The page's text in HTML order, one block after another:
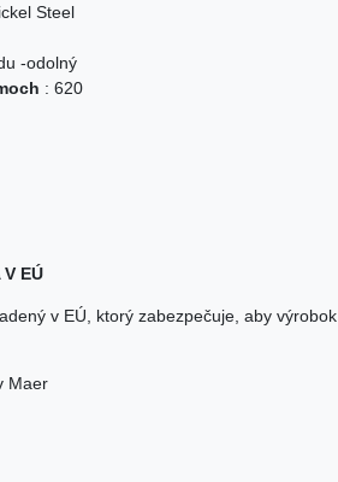
Steel
-odolný
: 620
V EÚ
v EÚ, ktorý zabezpečuje, aby
Maer